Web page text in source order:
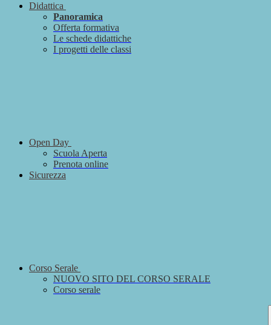
Didattica
Panoramica
Offerta formativa
Le schede didattiche
I progetti delle classi
Open Day
Scuola Aperta
Prenota online
Sicurezza
Corso Serale
NUOVO SITO DEL CORSO SERALE
Corso serale